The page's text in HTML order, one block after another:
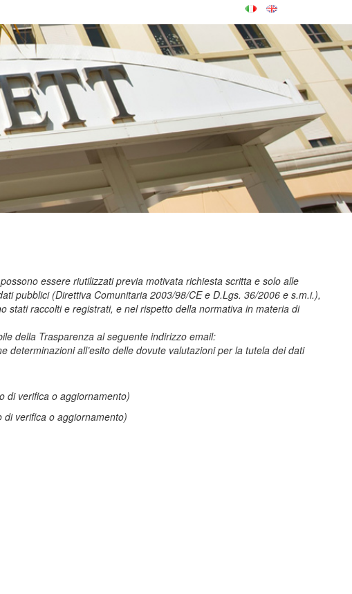
essere riutilizzati previa motivata richiesta scritta e solo alle
pubblici (Direttiva Comunitaria 2003/98/CE e D.Lgs. 36/2006 e s.m.i.),
stati raccolti e registrati, e nel rispetto della normativa in materia di
della Trasparenza al seguente indirizzo email:
determinazioni all’esito delle dovute valutazioni per la tutela dei dati
di verifica o aggiornamento)
di verifica o aggiornamento)